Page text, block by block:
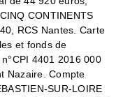
CONTINENTS
RCS Nantes. Carte
et fonds de
4401 2016 000
Nazaire. Compte
SUR-LOIRE